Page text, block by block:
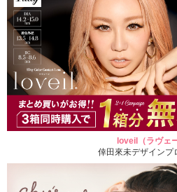
loveil（ラヴェ
倖田來未デザインプ